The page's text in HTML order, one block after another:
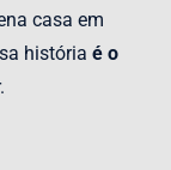
casa em
história é o